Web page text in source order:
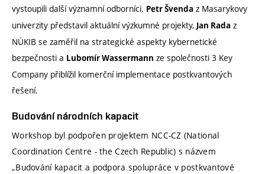
vystoupili další významní odborníci. Petr Švenda z Masarykovy
univerzity představil aktuální výzkumné projekty, Jan Rada z
NÚKIB se zaměřil na strategické aspekty kybernetické
bezpečnosti a Lubomír Wassermann ze společnosti 3 Key
Company přiblížil komerční implementace postkvantových
řešení.
Budování národních kapacit
Workshop byl podpořen projektem NCC-CZ (National
Coordination Centre - the Czech Republic) s názvem
„Budování kapacit a podpora spolupráce v postkvantové